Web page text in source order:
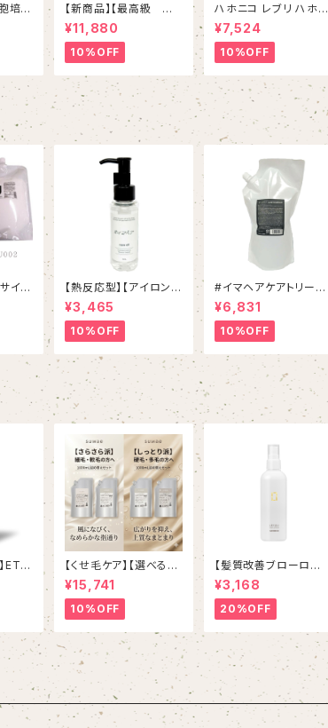
培養
【新商品】【最高級 美
髪＆頭皮ケア】＃イマヘ
アプレミアムshampoo
＆treatment【ヒト幹細
胞細胞エキス】【トステ
ア配合】
¥11,880
10%OFF
ハホニコ レブリ ハホニ
コ レブリ α シャンプー
1000mL
¥7,524
10%OFF
イ
【熱反応型】【アイロンに
おすすめ】イマヘアケア
オイル
¥3,465
10%OFF
#イマヘアケアトリート
メント 800g リフィル
¥6,831
10%OFF
ETO
【くせ毛ケア】【選べる詰
め替えセット】 ミルボン
新ブランド「suwae（ス
ワエ）」選べる詰め替え
セット｜リラクシングシ
ャンプー 1000mL ￥7,
590＋ トリートメント 1
000g￥9,900（髪の柔
軟剤／うねりケア）
¥15,741
10%OFF
【髪質改善ブローロー
ション】ハホニコ レブ
リ ヘアーローションα
〈化粧品〉 240mL /
¥3,960(税込)
¥3,168
20%OFF